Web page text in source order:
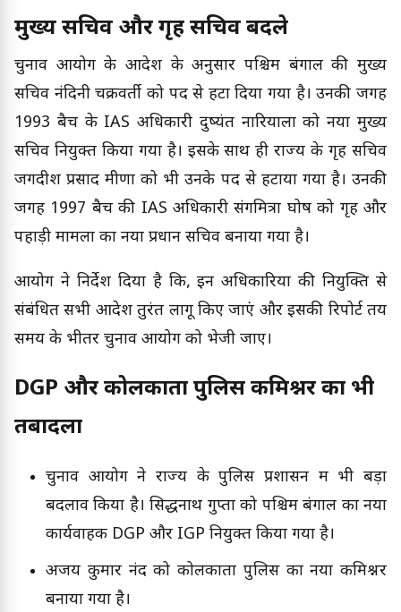
मुख्य सचिव और गृह सचिव बदले
चुनाव आयोग के आदेश के अनुसार पश्चिम बंगाल की मुख्य
सचिव नंदिनी चक्रवर्ती को पद से हटा दिया गया है। उनकी जगह
1993 बैच के IAS अधिकारी दुष्यंत नारियाला को नया मुख्य
सचिव नियुक्त किया गया है। इसके साथ ही राज्य के गृह सचिव
जगदीश प्रसाद मीणा को भी उनके पद से हटाया गया है। उनकी
जगह 1997 बैच की IAS अधिकारी संगमित्रा घोष को गृह और
पहाड़ी मामलों का नया प्रधान सचिव बनाया गया है।
आयोग ने निर्देश दिया है कि, इन अधिकारियों की नियुक्ति से
संबंधित सभी आदेश तुरंत लागू किए जाएं और इसकी रिपोर्ट तय
समय के भीतर चुनाव आयोग को भेजी जाए।
DGP और कोलकाता पुलिस कमिश्नर का भी
तबादला
चुनाव आयोग ने राज्य के पुलिस प्रशासन में भी बड़ा
बदलाव किया है। सिद्धनाथ गुप्ता को पश्चिम बंगाल का नया
कार्यवाहक DGP और IGP नियुक्त किया गया है।
अजय कुमार नंद को कोलकाता पुलिस का नया कमिश्नर
बनाया गया है।